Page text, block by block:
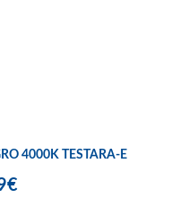
4000K TESTARA-E